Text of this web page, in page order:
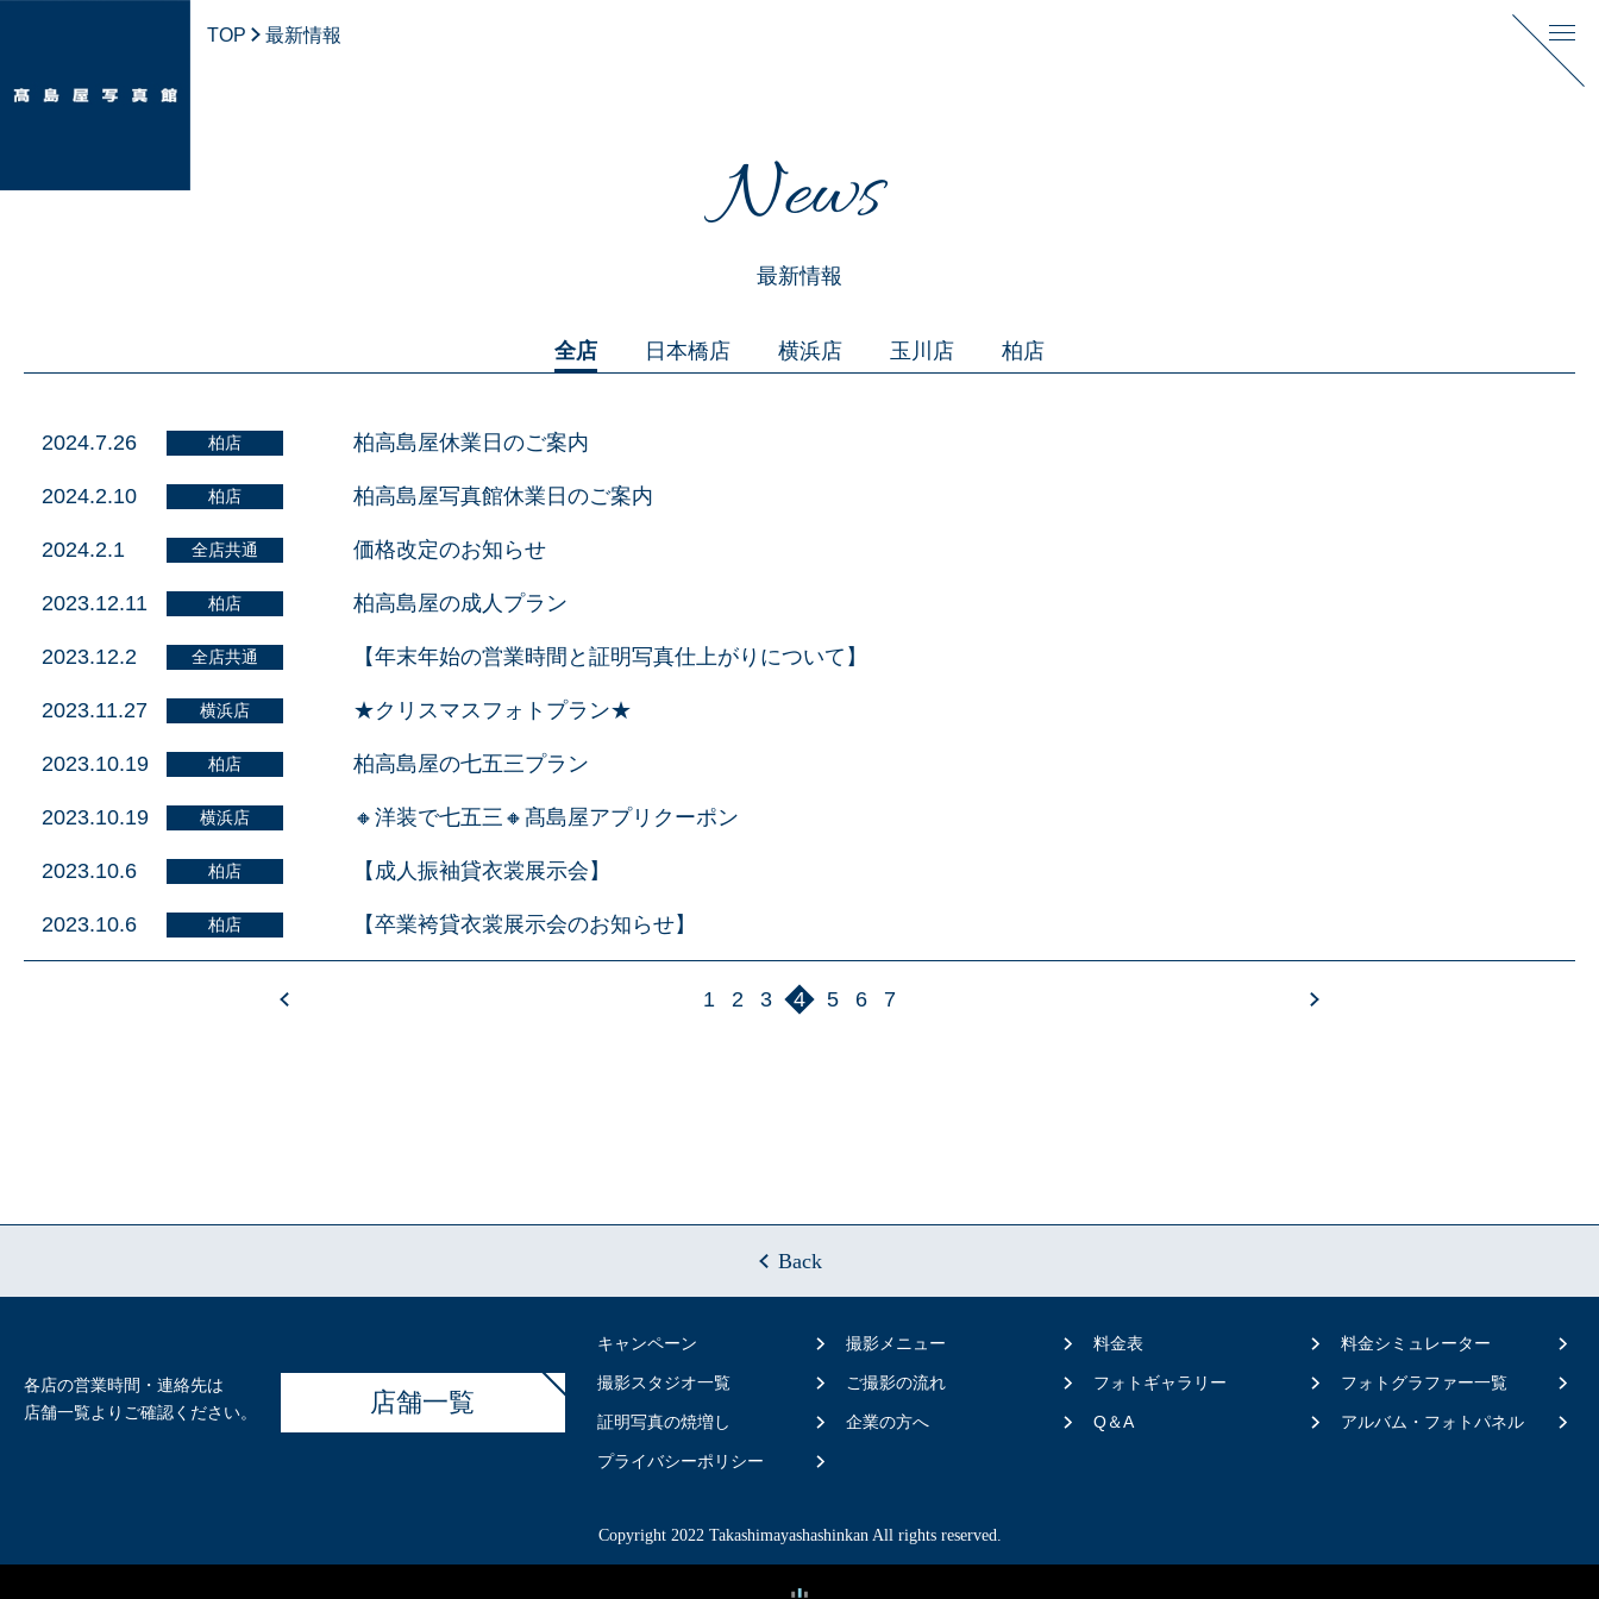
TOP 最新情報
News
最新情報
全店 日本橋店 横浜店 玉川店 柏店
2024.7.26 柏店 柏高島屋休業日のご案内
2024.2.10 柏店 柏高島屋写真館休業日のご案内
2024.2.1 全店共通 価格改定のお知らせ
2023.12.11 柏店 柏高島屋の成人プラン
2023.12.2 全店共通 【年末年始の営業時間と証明写真仕上がりについて】
2023.11.27 横浜店 ★クリスマスフォトプラン★
2023.10.19 柏店 柏高島屋の七五三プラン
2023.10.19 横浜店 🔸洋装で七五三🔸髙島屋アプリクーポン
2023.10.6 柏店 【成人振袖貸衣裳展示会】
2023.10.6 柏店 【卒業袴貸衣裳展示会のお知らせ】
1 2 3 4 5 6 7
Back
各店の営業時間・連絡先は
店舗一覧よりご確認ください。
店舗一覧
キャンペーン 撮影メニュー 料金表 料金シミュレーター
撮影スタジオ一覧 ご撮影の流れ フォトギャラリー フォトグラファー一覧
証明写真の焼増し 企業の方へ Q＆A アルバム・フォトパネル
プライバシーポリシー
Copyright 2022 Takashimayashashinkan All rights reserved.